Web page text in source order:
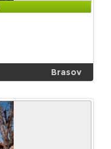
Brasov